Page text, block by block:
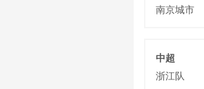
南京城市
中超
浙江队